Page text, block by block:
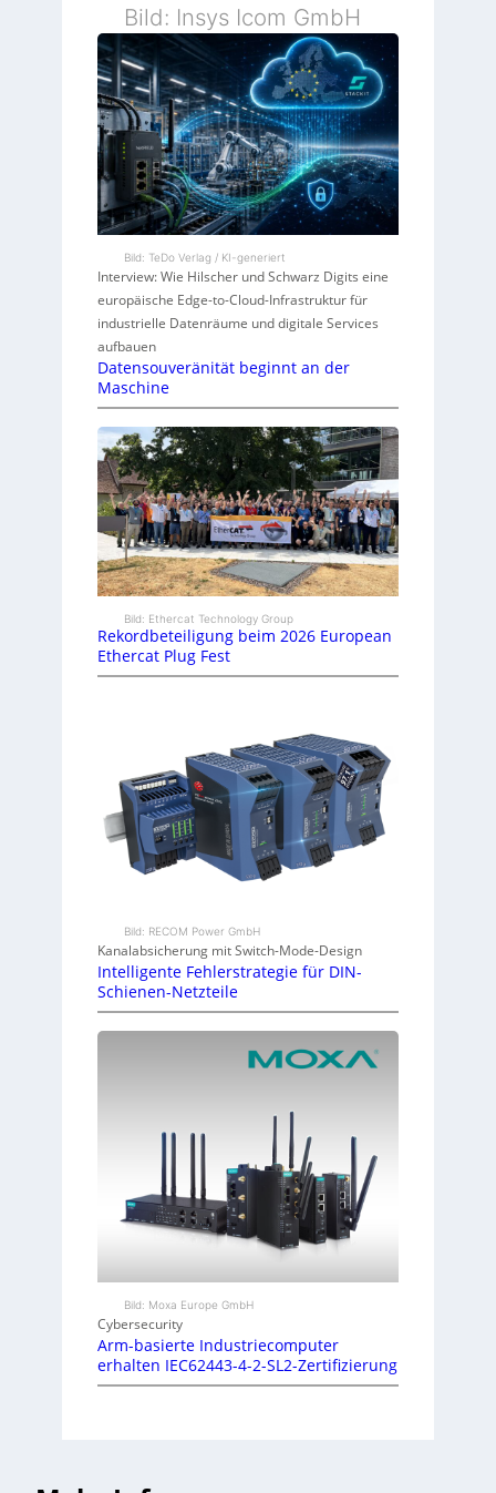
Bild: Insys Icom GmbH
Bild: TeDo Verlag / KI-generiert
Interview: Wie Hilscher und Schwarz Digits eine
europäische Edge-to-Cloud-Infrastruktur für
industrielle Datenräume und digitale Services
aufbauen
Datensouveränität beginnt an der
Maschine
Bild: Ethercat Technology Group
Rekordbeteiligung beim 2026 European
Ethercat Plug Fest
Bild: RECOM Power GmbH
Kanalabsicherung mit Switch-Mode-Design
Intelligente Fehlerstrategie für DIN-
Schienen-Netzteile
Bild: Moxa Europe GmbH
Cybersecurity
Arm-basierte Industriecomputer
erhalten IEC62443-4-2-SL2-Zertifizierung